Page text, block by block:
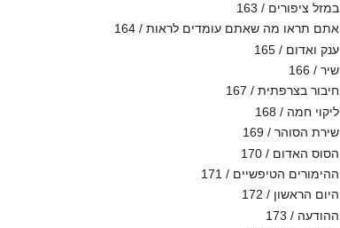
במזל ציפורים / 163
אתם תראו מה שאתם עומדים לראות / 164
ענק ואדום / 165
שיר / 166
חיבור בצרפתית / 167
ליקוי חמה / 168
שירת הסוהר / 169
הסוס האדום / 170
ההימורים הטיפשיים / 171
היום הראשון / 172
ההודעה / 173